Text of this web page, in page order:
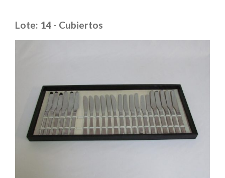
Lote: 14 - Cubiertos